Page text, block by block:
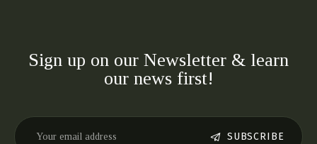
Sign up on our Newsletter & learn
our news first!
SUBSCRIBE